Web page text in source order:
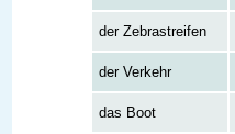
der Zebrastreifen
der Verkehr
das Boot